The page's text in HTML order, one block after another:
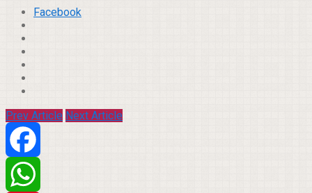
Facebook
Prev Article Next Article
Facebook